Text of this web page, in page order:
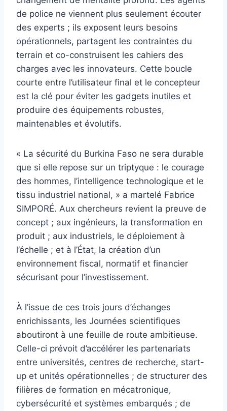
de police ne viennent plus seulement écouter
des experts ; ils exposent leurs besoins
opérationnels, partagent les contraintes du
terrain et co-construisent les cahiers des
charges avec les innovateurs. Cette boucle
courte entre l’utilisateur final et le concepteur
est la clé pour éviter les gadgets inutiles et
produire des équipements robustes,
maintenables et évolutifs.
« La sécurité du Burkina Faso ne sera durable
que si elle repose sur un triptyque : le courage
des hommes, l’intelligence technologique et le
tissu industriel national, » a martelé Fabrice
SIMPORÉ. Aux chercheurs revient la preuve de
concept ; aux ingénieurs, la transformation en
produit ; aux industriels, le déploiement à
l’échelle ; et à l’État, la création d’un
environnement fiscal, normatif et financier
sécurisant pour l’investissement.
À l’issue de ces trois jours d’échanges
enrichissants, les Journées scientifiques
aboutiront à une feuille de route ambitieuse.
Celle-ci prévoit d’accélérer les partenariats
entre universités, centres de recherche, start-
up et unités opérationnelles ; de structurer des
filières de formation en mécatronique,
cybersécurité et systèmes embarqués ; de